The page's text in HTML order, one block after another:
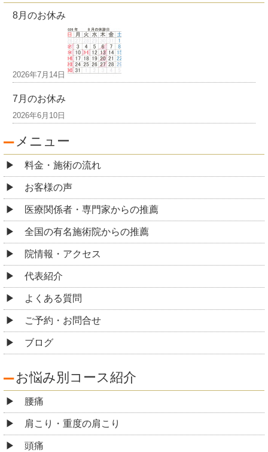
8月のお休み
2026年7月14日
7月のお休み
2026年6月10日
メニュー
料金・施術の流れ
お客様の声
医療関係者・専門家からの推薦
全国の有名施術院からの推薦
院情報・アクセス
代表紹介
よくある質問
ご予約・お問合せ
ブログ
お悩み別コース紹介
腰痛
肩こり・重度の肩こり
頭痛